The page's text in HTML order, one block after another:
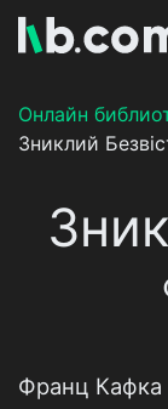
Онлайн
Зниклий
Франц Кафка